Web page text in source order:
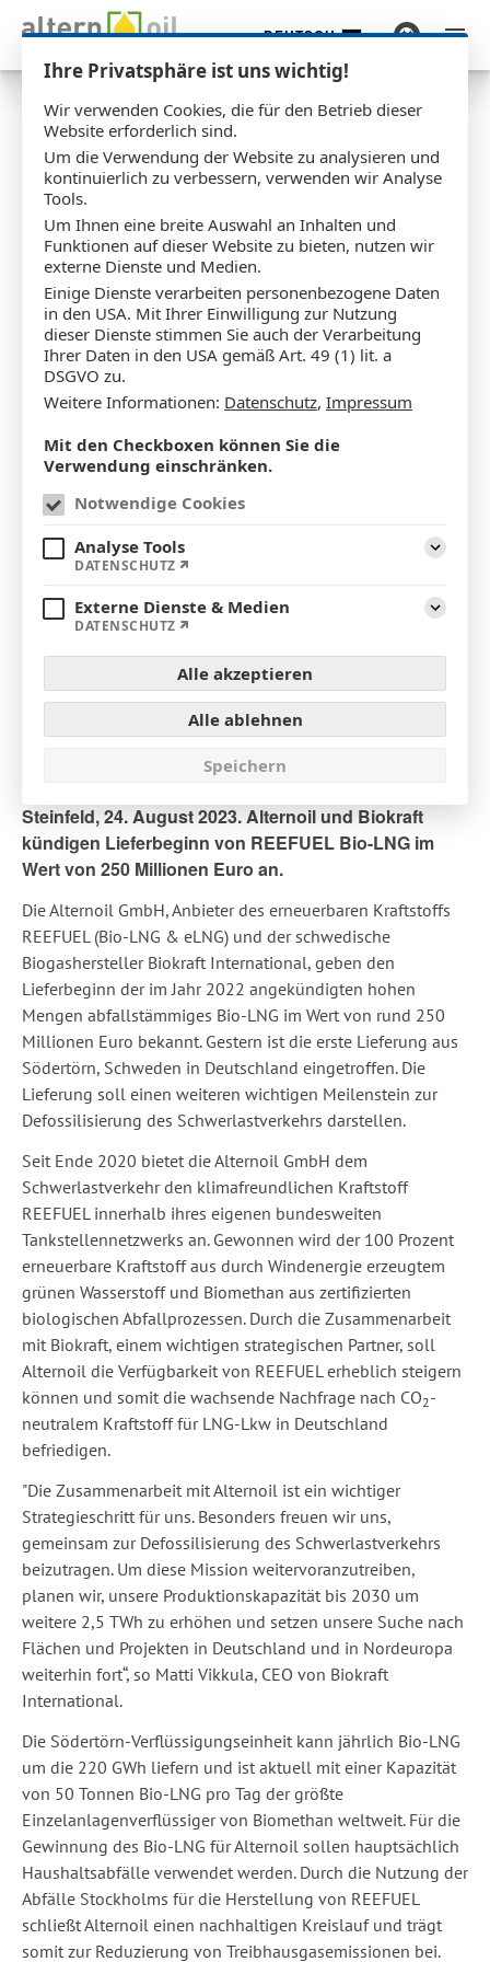
DEUTSCH
Lieferbeginn von REEFUEL®
Bio-LNG im Wert von 250
Millionen Euro
Pressemitteilung
24.08.2023
Steinfeld, 24. August 2023.Alternoil und Biokraft
kündigen Lieferbeginn von REEFUEL Bio-LNG im
Wert von 250 Millionen Euro an.
Die Alternoil GmbH, Anbieter des erneuerbaren Kraftstoffs
REEFUEL (Bio-LNG & eLNG) und der schwedische
Biogashersteller Biokraft International, geben den
Lieferbeginn der im Jahr 2022 angekündigten hohen
Mengen abfallstämmiges Bio-LNG im Wert von rund 250
Millionen Euro bekannt. Gestern ist die erste Lieferung aus
Södertörn, Schweden in Deutschland eingetroffen. Die
Lieferung soll einen weiteren wichtigen Meilenstein zur
Defossilisierung des Schwerlastverkehrs darstellen.
Seit Ende 2020 bietet die Alternoil GmbH dem
Schwerlastverkehr den klimafreundlichen Kraftstoff
REEFUEL innerhalb ihres eigenen bundesweiten
Tankstellennetzwerks an. Gewonnen wird der 100 Prozent
erneuerbare Kraftstoff aus durch Windenergie erzeugtem
grünen Wasserstoff und Biomethan aus zertifizierten
biologischen Abfallprozessen. Durch die Zusammenarbeit
mit Biokraft, einem wichtigen strategischen Partner, soll
Alternoil die Verfügbarkeit von REEFUEL erheblich steigern
können und somit die wachsende Nachfrage nach CO2-
neutralem Kraftstoff für LNG-Lkw in Deutschland
befriedigen.
"Die Zusammenarbeit mit Alternoil ist ein wichtiger
Strategieschritt für uns. Besonders freuen wir uns,
gemeinsam zur Defossilisierung des Schwerlastverkehrs
beizutragen. Um diese Mission weitervoranzutreiben,
planen wir, unsere Produktionskapazität bis 2030 um
weitere 2,5 TWh zu erhöhen und setzen unsere Suche nach
Flächen und Projekten in Deutschland und in Nordeuropa
weiterhin fort“, so Matti Vikkula, CEO von Biokraft
International.
Die Södertörn-Verflüssigungseinheit kann jährlich Bio-LNG
um die 220 GWh liefern und ist aktuell mit einer Kapazität
von 50 Tonnen Bio-LNG pro Tag der größte
Einzelanlagenverflüssiger von Biomethan weltweit. Für die
Gewinnung des Bio-LNG für Alternoil sollen hauptsächlich
Haushaltsabfälle verwendet werden. Durch die Nutzung der
Abfälle Stockholms für die Herstellung von REEFUEL
schließt Alternoil einen nachhaltigen Kreislauf und trägt
somit zur Reduzierung von Treibhausgasemissionen bei.
Ihre Privatsphäre ist uns wichtig!
Wir verwenden Cookies, die für den Betrieb dieser
Website erforderlich sind.
Um die Verwendung der Website zu analysieren und
kontinuierlich zu verbessern, verwenden wir Analyse
Tools.
Um Ihnen eine breite Auswahl an Inhalten und
Funktionen auf dieser Website zu bieten, nutzen wir
externe Dienste und Medien.
Einige Dienste verarbeiten personenbezogene Daten
in den USA. Mit Ihrer Einwilligung zur Nutzung
dieser Dienste stimmen Sie auch der Verarbeitung
Ihrer Daten in den USA gemäß Art. 49 (1) lit. a
DSGVO zu.
Weitere Informationen: Datenschutz, Impressum
Mit den Checkboxen können Sie die
Verwendung einschränken.
Notwendige Cookies
Analyse Tools
DATENSCHUTZ
Externe Dienste & Medien
DATENSCHUTZ
Alle akzeptieren
Alle ablehnen
Speichern